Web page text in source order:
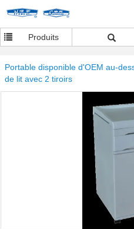
Produits
Portable disponible d'OEM au-
de lit avec 2 tiroirs